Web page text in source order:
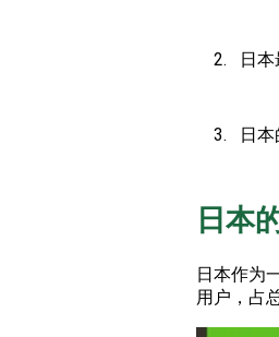
日
日
日本
日本作为
用户，占